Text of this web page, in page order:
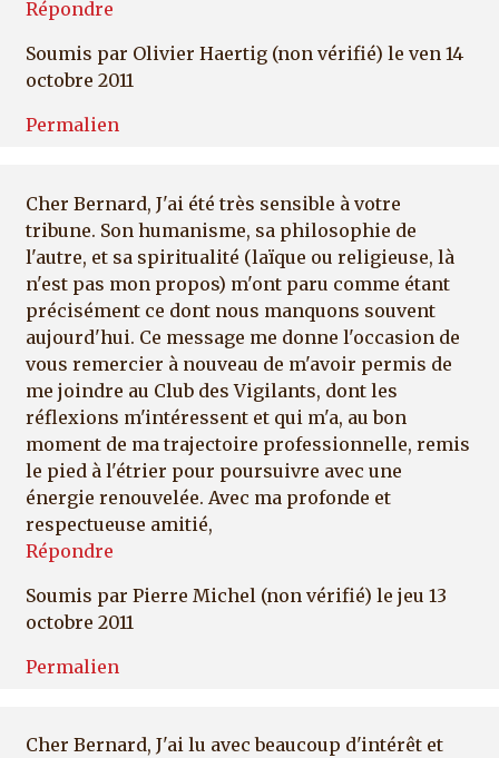
Répondre
Soumis par Olivier Haertig (non vérifié) le ven 14
octobre 2011
Permalien
Cher Bernard, J'ai été très sensible à votre
tribune. Son humanisme, sa philosophie de
l'autre, et sa spiritualité (laïque ou religieuse, là
n'est pas mon propos) m'ont paru comme étant
précisément ce dont nous manquons souvent
aujourd'hui. Ce message me donne l'occasion de
vous remercier à nouveau de m'avoir permis de
me joindre au Club des Vigilants, dont les
réflexions m'intéressent et qui m'a, au bon
moment de ma trajectoire professionnelle, remis
le pied à l'étrier pour poursuivre avec une
énergie renouvelée. Avec ma profonde et
respectueuse amitié,
Répondre
Soumis par Pierre Michel (non vérifié) le jeu 13
octobre 2011
Permalien
Cher Bernard, J'ai lu avec beaucoup d'intérêt et